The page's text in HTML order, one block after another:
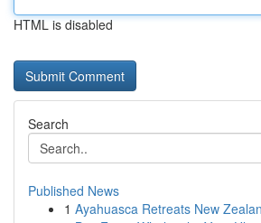
HTML is disabled
Search
Published News
1 Ayahuasca Retreats New